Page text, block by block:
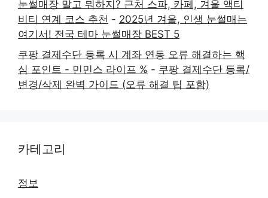
눈썰매장 말고 뭐하지? 근처 스파, 카페, 겨울 액티
비티 연계 코스 추천 - 2025년 겨울, 인생 눈썰매는
여기서! 전국 테마 눈썰매장 BEST 5
쿠팡 결제수단 등록 시 계좌 연동 오류 해결하는 핵
심 포인트 - 민민스 라이프 % - 쿠팡 결제수단 등록/
변경/삭제 완벽 가이드 (오류 해결 팁 포함)
카테고리
정보